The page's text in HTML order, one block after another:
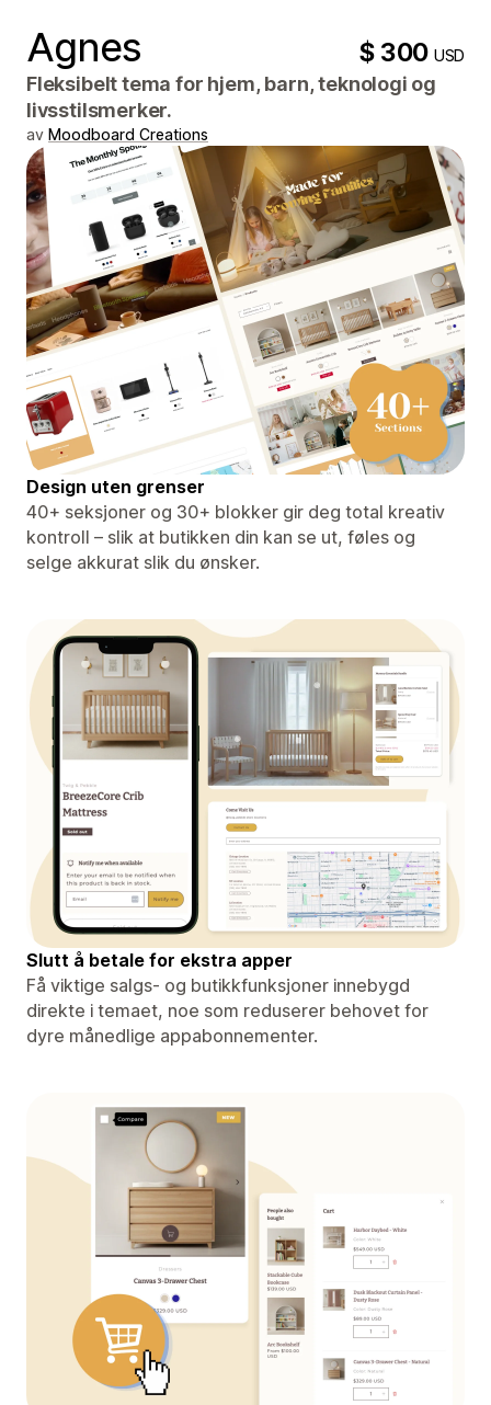
Agnes $ 300USD
Fleksibelt tema for hjem, barn, teknologi og
livsstilsmerker.
av Moodboard Creations
Design uten grenser
40+ seksjoner og 30+ blokker gir deg total kreativ
kontroll – slik at butikken din kan se ut, føles og
selge akkurat slik du ønsker.
Slutt å betale for ekstra apper
Få viktige salgs- og butikkfunksjoner innebygd
direkte i temaet, noe som reduserer behovet for
dyre månedlige appabonnementer.